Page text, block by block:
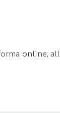
online,